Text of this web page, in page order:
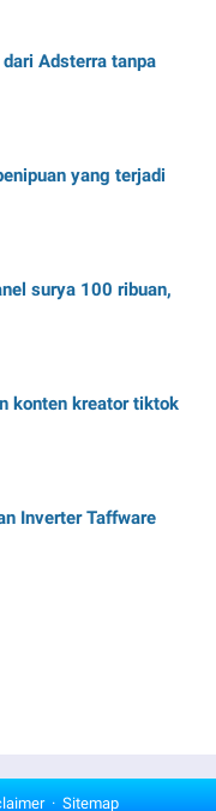
Adsterra tanpa
yang terjadi
surya 100 ribuan,
konten kreator tiktok
Inverter Taffware
Sitemap